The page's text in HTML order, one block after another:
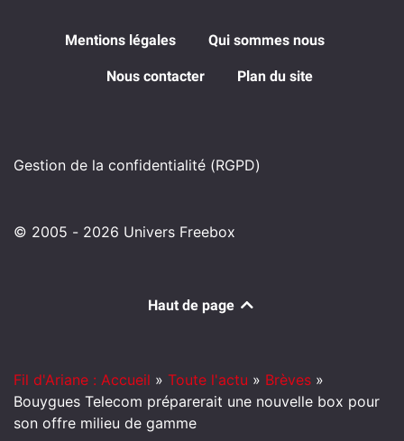
Mentions légales Qui sommes nous
Nous contacter Plan du site
Gestion de la confidentialité (RGPD)
© 2005 - 2026 Univers Freebox
Haut de page
Fil d'Ariane : Accueil » Toute l'actu » Brèves »
Bouygues Telecom préparerait une nouvelle box pour
son offre milieu de gamme